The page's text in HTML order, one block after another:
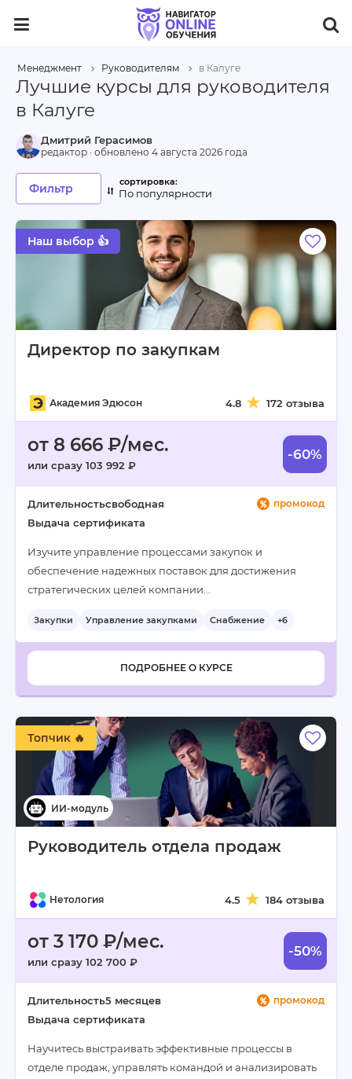
Менеджмент Руководителям в Калуге
Лучшие курсы для руководителя
в Калуге
Директор по закупкам
Академия Эдюсон 4.8 172 отзыва
от 8 666 ₽/мес.
или сразу 103 992 ₽
-60%
промокод
Длительностьсвободная
Выдача сертификата
Изучите управление процессами закупок и
обеспечение надежных поставок для достижения
стратегических целей компании…
Закупки Управление закупками Снабжение +6
ПОДРОБНЕЕ О КУРСЕ
Наш выбор 👍
Руководитель отдела продаж
Нетология 4.5 184 отзыва
от 3 170 ₽/мес.
или сразу 102 700 ₽
-50%
промокод
Длительность5 месяцев
Выдача сертификата
Научитесь выстраивать эффективные процессы в
отделе продаж, управлять командой и анализировать
Топчик 🔥
Дмитрий Герасимов
редактор · обновлено 4 августа 2026 года
Фильтр По популярности